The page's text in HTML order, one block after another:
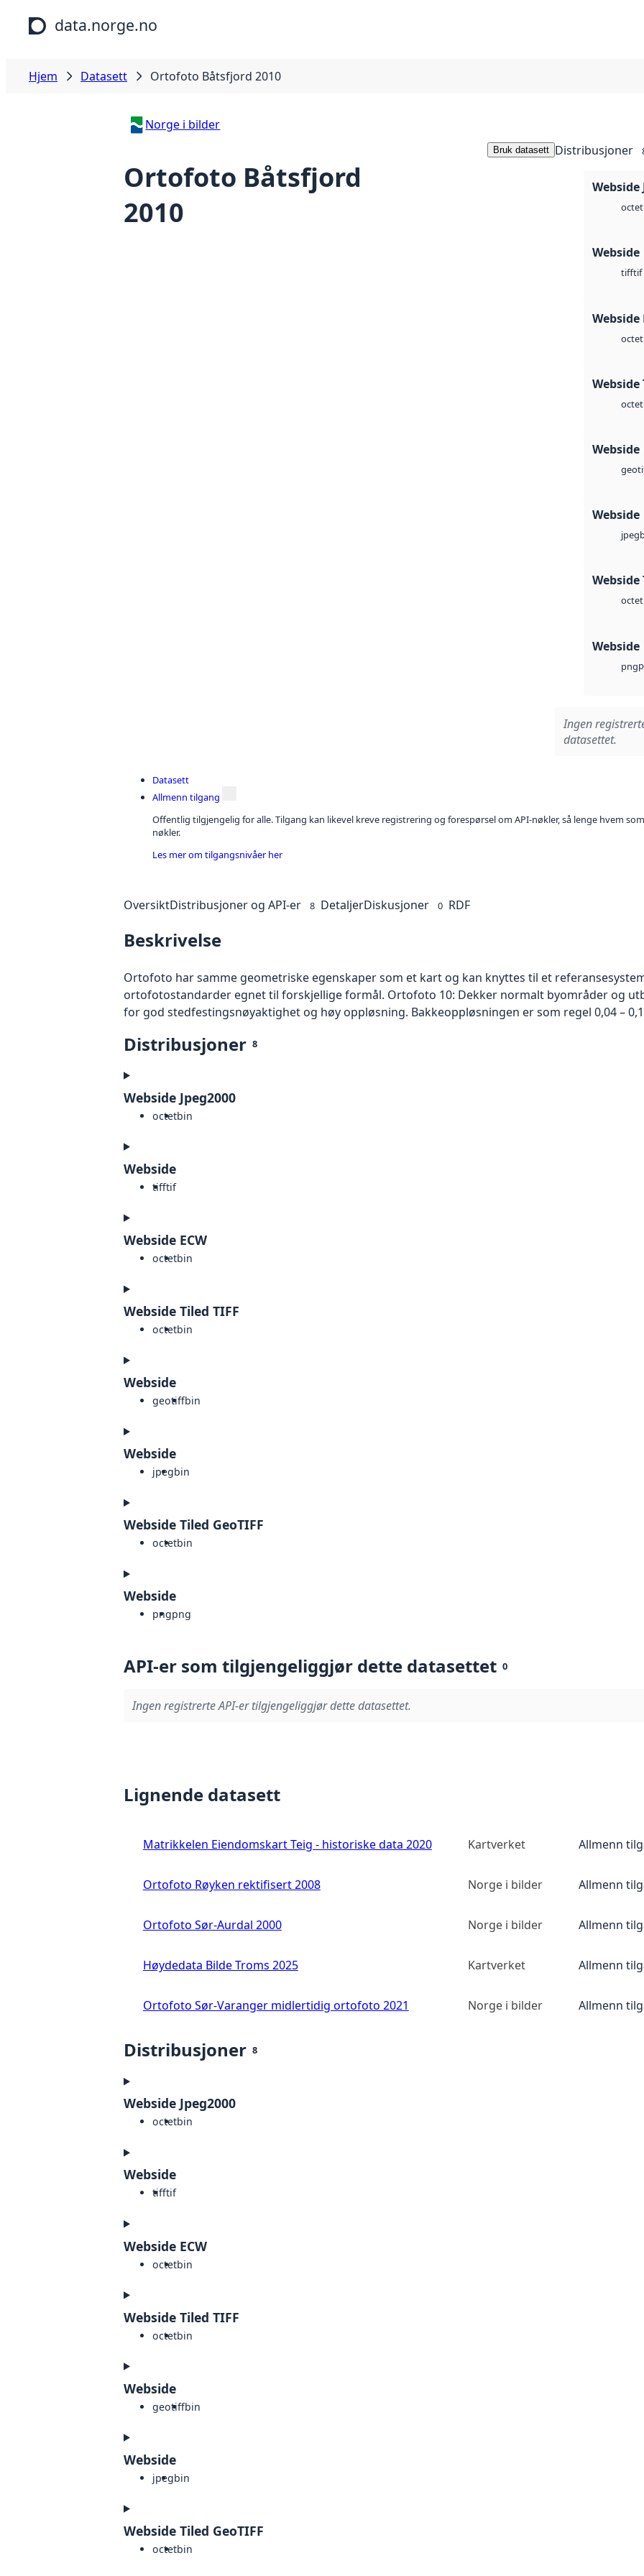
Hopp til hovedinnhold
data.norge.no
Hjem Datasett Ortofoto Båtsfjord 2010
Norge i bilder
Ortofoto Båtsfjord
2010
Bruk datasett Distribusjoner
Webside
octet
Webside
tifftif
Webside
octet
Webside
octet
Webside
Webside
jpeg
Webside
octet
Webside
png
Ingen
datasettet.
Datasett
Allmenn tilgang
Offentlig tilgjengelig for alle. Tilgang kan likevel kreve registrering og forespørsel om API-nøkler, så lenge hvem
nøkler.
Les mer om tilgangsnivåer her
OversiktDistribusjoner og API-er 8 DetaljerDiskusjoner 0 RDF
Beskrivelse
Ortofoto har samme geometriske egenskaper som et kart og kan knyttes til et
ortofotostandarder egnet til forskjellige formål. Ortofoto 10: Dekker normalt byområder og
for god stedfestingsnøyaktighet og høy oppløsning. Bakkeoppløsningen er som regel 0,04 –
Distribusjoner 8
Webside Jpeg2000
octetbin
Webside
tifftif
Webside ECW
octetbin
Webside Tiled TIFF
octetbin
Webside
geotiffbin
Webside
jpegbin
Webside Tiled GeoTIFF
octetbin
Webside
pngpng
API-er som tilgjengeliggjør dette datasettet 0
Ingen registrerte API-er tilgjengeliggjør dette datasettet.
Lignende datasett
Matrikkelen Eiendomskart Teig - historiske data 2020 Kartverket Allmenn
Ortofoto Røyken rektifisert 2008 Norge i bilder Allmenn
Ortofoto Sør-Aurdal 2000 Norge i bilder Allmenn
Høydedata Bilde Troms 2025 Kartverket Allmenn
Ortofoto Sør-Varanger midlertidig ortofoto 2021 Norge i bilder Allmenn
Distribusjoner 8
Webside Jpeg2000
octetbin
Webside
tifftif
Webside ECW
octetbin
Webside Tiled TIFF
octetbin
Webside
geotiffbin
Webside
jpegbin
Webside Tiled GeoTIFF
octetbin